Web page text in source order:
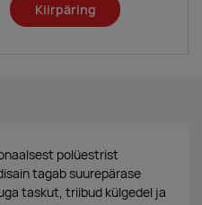
Kiirpäring
polüestrist
tagab suurepärase
taskut, triibud külgedel ja